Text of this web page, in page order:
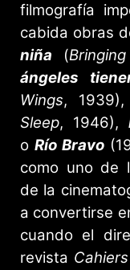
filmografía
cabida obras
niña (
ángeles
Wings, 1939),
Sleep, 1946),
o Río Bravo
como uno de
de la
a convertirse
cuando el
revista